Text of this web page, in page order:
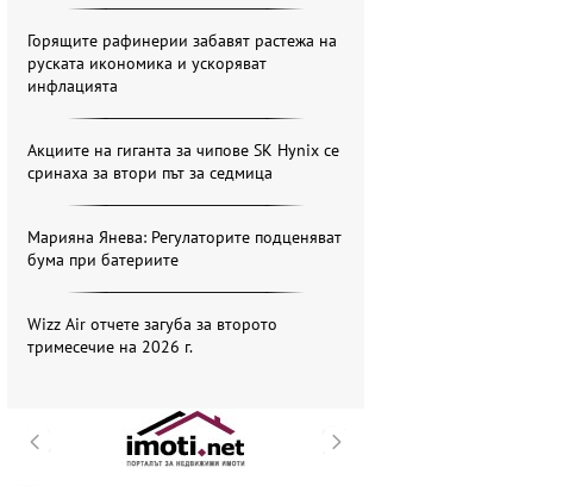
Горящите рафинерии забавят растежа на
руската икономика и ускоряват
инфлацията
Акциите на гиганта за чипове SK Hynix се
сринаха за втори път за седмица
Марияна Янева: Регулаторите подценяват
бума при батериите
Wizz Air отчете загуба за второто
тримесечие на 2026 г.